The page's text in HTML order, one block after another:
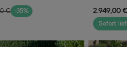
€ -35%
Alu/
220/
2.949,00
Sofort